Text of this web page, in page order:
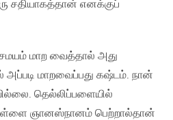
சதியாகத்தான் எனக்குப்
மாற வைத்தால் அது
மாறவைப்பது கஷ்டம். நான்
தெல்லிப்பளையில்
ஞானஸ்நானம் பெற்றால்தான்